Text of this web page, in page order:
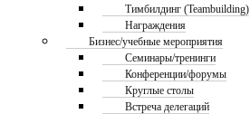
Тимбилдинг (Teambuilding)
Награждения
Бизнес/учебные мероприятия
Семинары/тренинги
Конференции/форумы
Круглые столы
Встреча делегаций